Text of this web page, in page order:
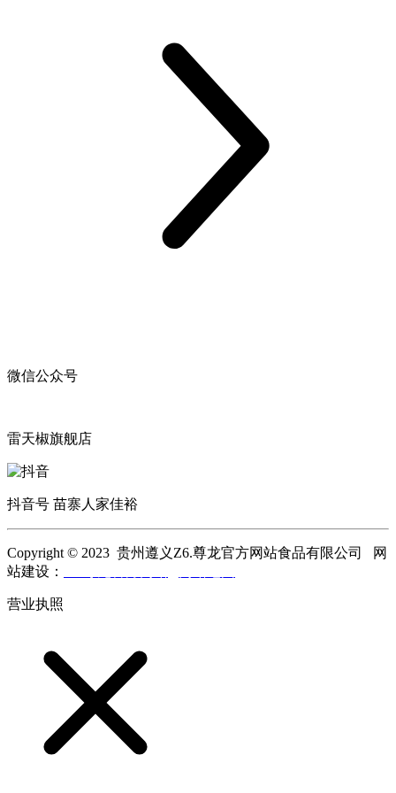
微信公众号
雷天椒旗舰店
抖音号 苗寨人家佳裕
Copyright © 2023 贵州遵义Z6.尊龙官方网站食品有限公司 网
站建设：
营业执照